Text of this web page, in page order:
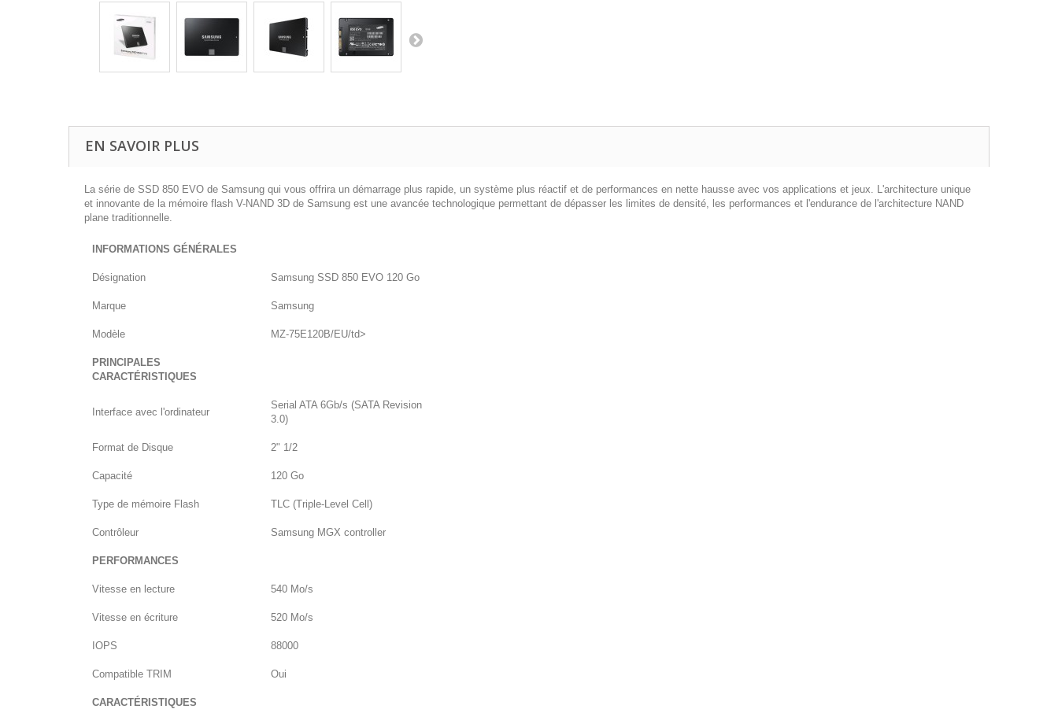
EN SAVOIR PLUS
La série de SSD 850 EVO de Samsung qui vous offrira un démarrage plus rapide, un système plus réactif et de performances en nette hausse avec vos applications et jeux. L'architecture unique
et innovante de la mémoire flash V-NAND 3D de Samsung est une avancée technologique permettant de dépasser les limites de densité, les performances et l'endurance de l'architecture NAND
plane traditionnelle.
INFORMATIONS GÉNÉRALES
Désignation Samsung SSD 850 EVO 120 Go
Marque Samsung
Modèle MZ-75E120B/EU/td>
PRINCIPALES
CARACTÉRISTIQUES
Interface avec l'ordinateur
Serial ATA 6Gb/s (SATA Revision
3.0)
Format de Disque 2" 1/2
Capacité 120 Go
Type de mémoire Flash TLC (Triple-Level Cell)
Contrôleur Samsung MGX controller
PERFORMANCES
Vitesse en lecture 540 Mo/s
Vitesse en écriture 520 Mo/s
IOPS 88000
Compatible TRIM Oui
CARACTÉRISTIQUES